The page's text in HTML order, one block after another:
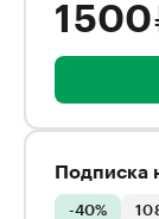
1 500
Подписка
-40% 10